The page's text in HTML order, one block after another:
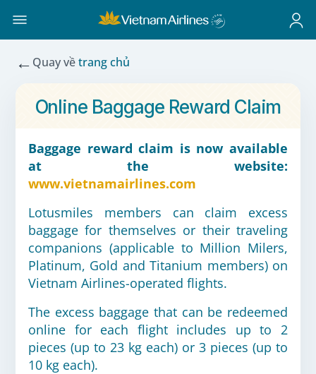
← Quay vềtrang chủ
Online Baggage Reward Claim
Baggage reward claim is now available
at the website:
www.vietnamairlines.com
Lotusmiles members can claim excess
baggage for themselves or their traveling
companions (applicable to Million Milers,
Platinum, Gold and Titanium members) on
Vietnam Airlines-operated flights.
The excess baggage that can be redeemed
online for each flight includes up to 2
pieces (up to 23 kg each) or 3 pieces (up to
10 kg each).